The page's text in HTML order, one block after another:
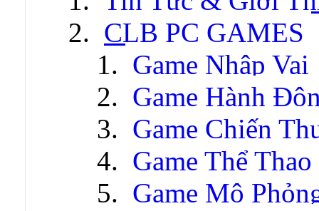
CLB PC GAMES
Game Nhập Vai
Game Hành
Game Chiến
Game Thể Thao
Game Mô